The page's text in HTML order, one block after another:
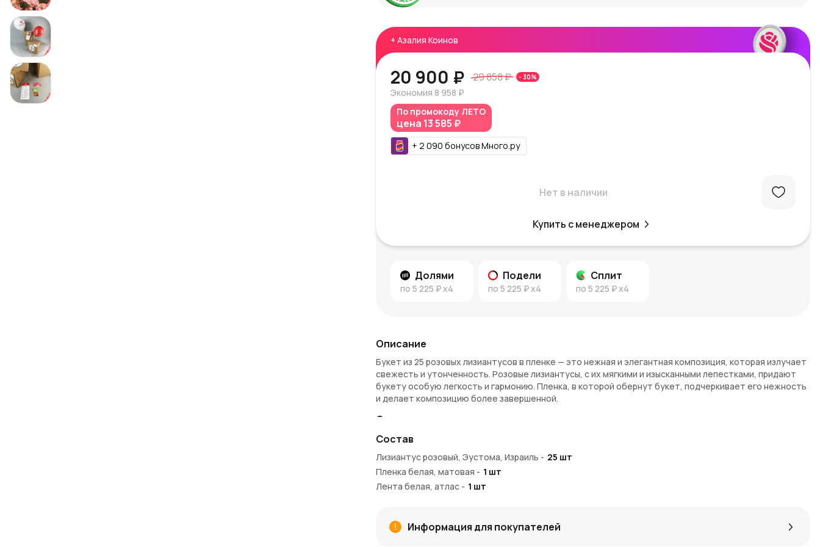
+ Азалия Коинов
20 900 ₽ 29 858 ₽ - 30%
Экономия 8 958 ₽
По промокоду ЛЕТО
цена 13 585 ₽
+ 2 090 бонусовМного.ру
Нет в наличии
Купить с менеджером
Долями
по 5 225 ₽x4
Подели
по 5 225 ₽x4
Сплит
по 5 225 ₽x4
Описание
Букет из 25 розовых лизиантусов в пленке — это нежная и элегантная композиция, которая излучает
свежесть и утонченность. Розовые лизиантусы, с их мягкими и изысканными лепестками, придают
букету особую легкость и гармонию. Пленка, в которой обернут букет, подчеркивает его нежность
и делает композицию более завершенной.
Символика лизиантусов
Лизиантусы традиционно символизируют благодарность, восхищение и искренние чувства. Розовый
оттенок этих цветов ассоциируется с нежностью, любовью и заботой. Такой букет станет
отличным выбором для тех, кто хочет выразить свои чувства искренне и без лишних слов.
Почему стоит выбрать этот букет?
красоту и утонченность. Лизиантусы известны своей долговечностью и стойкостью, они будут
долго радовать глаз получателя.
Состав
Лизиантус розовый, Эустома, Израиль - 25 шт
Пленка белая, матовая - 1 шт
Лента белая, атлас - 1 шт
Информация для покупателей